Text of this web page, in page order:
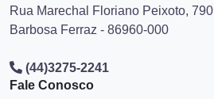
Rua Marechal Floriano Peixoto, 790
Barbosa Ferraz - 86960-000
(44)3275-2241
Fale Conosco